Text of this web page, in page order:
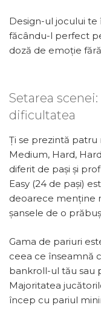
Design-ul jocului te
făcându-l perfect
doză de emoție
Setarea
dificultatea
Ți se prezintă
Medium, Hard,
diferit de pași și
Easy (24 de pași)
deoarece menține
șansele de o
Gama de pariuri
ceea ce înseamnă
bankroll-ul tău sau
Majoritatea
încep cu pariul